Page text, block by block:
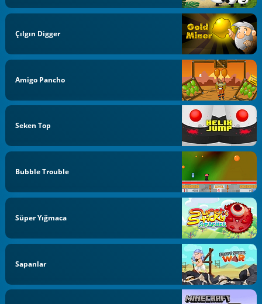
Çılgın Digger
Amigo Pancho
Seken Top
Bubble Trouble
Süper Yığmaca
Sapanlar